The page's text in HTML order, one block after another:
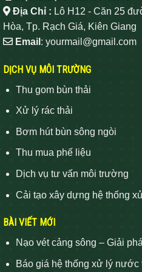
Địa Chỉ : Lô H12 - Căn 25
Hòa, Tp. Rạch Giá, Kiên Giang
Email : yourmail@gmail.com
DỊCH VỤ MÔI TRƯỜNG
Thu gom bùn thải
Xử lý rác thải
Bơm hút bùn sông ngòi
Thu mua phế liệu
Dịch vụ tư vấn môi trường
Cải tạo xây dựng hệ thống
BÀI VIẾT MỚI
Nạo vét cảng sông – Giải
Báo giá hệ thống xử lý nước